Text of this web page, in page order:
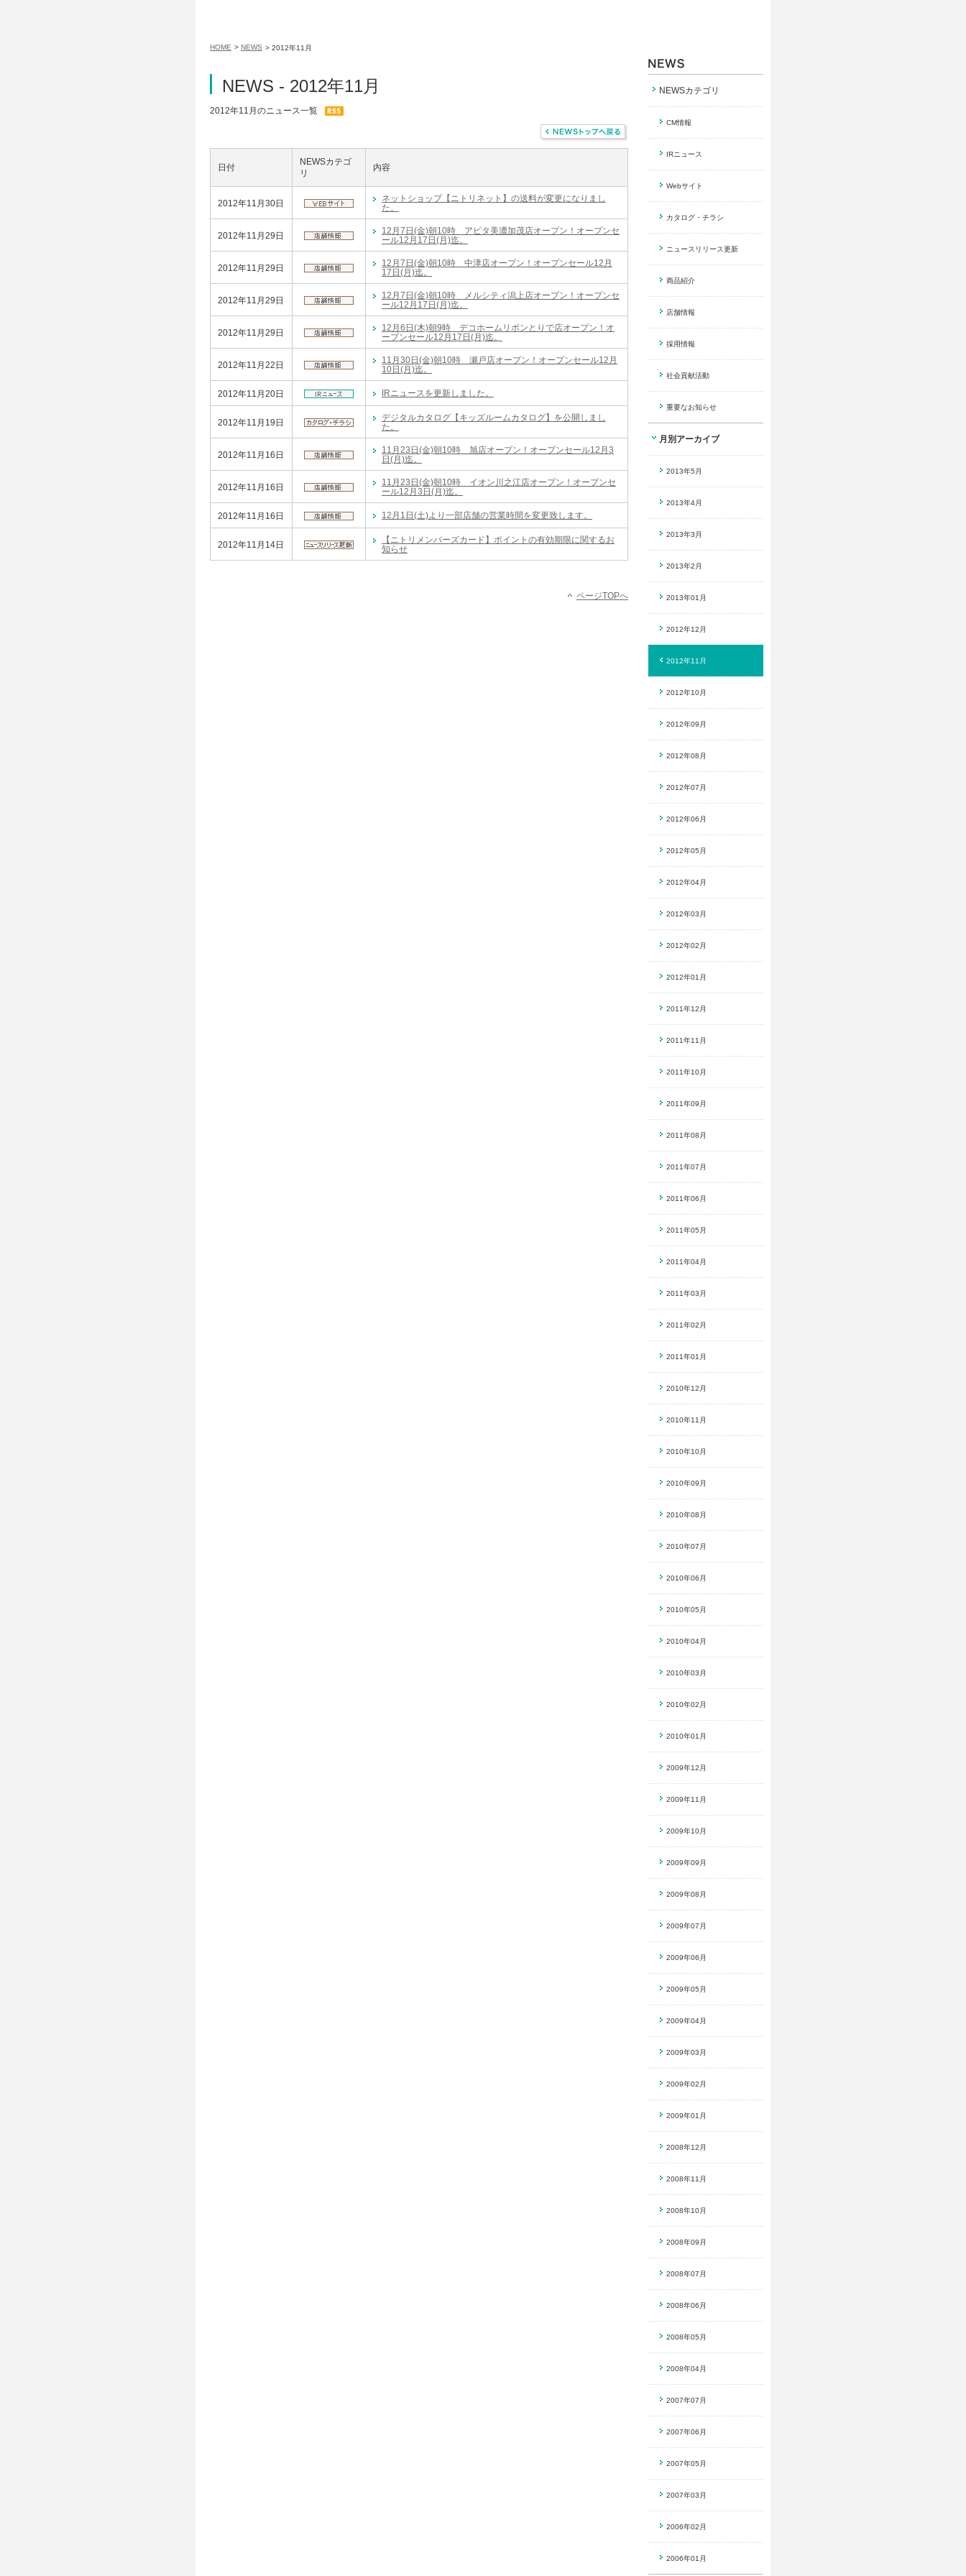
HOME > NEWS > 2012年11月
NEWS - 2012年11月
2012年11月のニュース一覧
日付
NEWSカテゴ
リ
内容
2012年11月30日
ネットショップ【ニトリネット】の送料が変更になりまし
た。
2012年11月29日
12月7日(金)朝10時 アピタ美濃加茂店オープン！オープンセ
ール12月17日(月)迄。
2012年11月29日
12月7日(金)朝10時 中津店オープン！オープンセール12月
17日(月)迄。
2012年11月29日
12月7日(金)朝10時 メルシティ潟上店オープン！オープンセ
ール12月17日(月)迄。
2012年11月29日
12月6日(木)朝9時 デコホームリボンとりで店オープン！オ
ープンセール12月17日(月)迄。
2012年11月22日
11月30日(金)朝10時 瀬戸店オープン！オープンセール12月
10日(月)迄。
2012年11月20日 IRニュースを更新しました。
2012年11月19日
デジタルカタログ【キッズルームカタログ】を公開しまし
た。
2012年11月16日
11月23日(金)朝10時 旭店オープン！オープンセール12月3
日(月)迄。
2012年11月16日
11月23日(金)朝10時 イオン川之江店オープン！オープンセ
ール12月3日(月)迄。
2012年11月16日 12月1日(土)より一部店舗の営業時間を変更致します。
2012年11月14日
【ニトリメンバーズカード】ポイントの有効期限に関するお
知らせ
ページTOPへ
NEWSカテゴリ
CM情報
IRニュース
Webサイト
カタログ・チラシ
ニュースリリース更新
商品紹介
店舗情報
採用情報
社会貢献活動
重要なお知らせ
月別アーカイブ
2013年5月
2013年4月
2013年3月
2013年2月
2013年01月
2012年12月
2012年11月
2012年10月
2012年09月
2012年08月
2012年07月
2012年06月
2012年05月
2012年04月
2012年03月
2012年02月
2012年01月
2011年12月
2011年11月
2011年10月
2011年09月
2011年08月
2011年07月
2011年06月
2011年05月
2011年04月
2011年03月
2011年02月
2011年01月
2010年12月
2010年11月
2010年10月
2010年09月
2010年08月
2010年07月
2010年06月
2010年05月
2010年04月
2010年03月
2010年02月
2010年01月
2009年12月
2009年11月
2009年10月
2009年09月
2009年08月
2009年07月
2009年06月
2009年05月
2009年04月
2009年03月
2009年02月
2009年01月
2008年12月
2008年11月
2008年10月
2008年09月
2008年07月
2008年06月
2008年05月
2008年04月
2007年07月
2007年06月
2007年05月
2007年03月
2006年02月
2006年01月